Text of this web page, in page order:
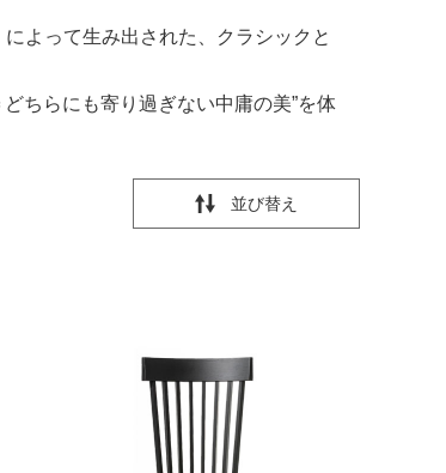
よって生み出された、クラシックと
ちらにも寄り過ぎない中庸の美”を体
並び替え